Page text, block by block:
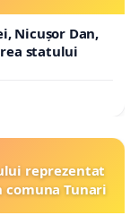
Nicușor Dan,
statului
reprezentat
Tunari